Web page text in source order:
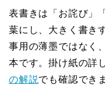
表書きは「お詫び」
葉にし、大きく書き
事用の薄墨ではなく、
本です。掛け紙の詳
の解説でも確認でき